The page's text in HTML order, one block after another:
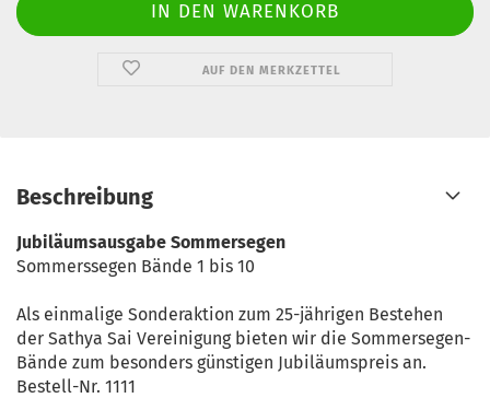
AUF DEN MERKZETTEL
Beschreibung
Jubiläumsausgabe Sommersegen
Sommerssegen Bände 1 bis 10
Als einmalige Sonderaktion zum 25-jährigen Bestehen
der Sathya Sai Vereinigung bieten wir die Sommersegen-
Bände zum besonders günstigen Jubiläumspreis an.
Bestell-Nr. 1111